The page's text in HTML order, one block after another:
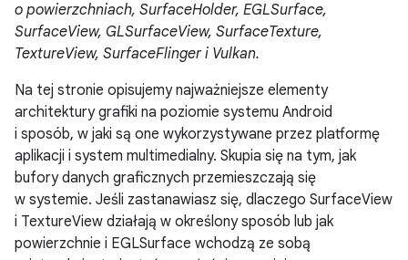
o powierzchniach, SurfaceHolder, EGLSurface,
SurfaceView, GLSurfaceView, SurfaceTexture,
TextureView, SurfaceFlinger i Vulkan.
Na tej stronie opisujemy najważniejsze elementy
architektury grafiki na poziomie systemu Android
i sposób, w jaki są one wykorzystywane przez platformę
aplikacji i system multimedialny. Skupia się na tym, jak
bufory danych graficznych przemieszczają się
w systemie. Jeśli zastanawiasz się, dlaczego SurfaceView
i TextureView działają w określony sposób lub jak
powierzchnie i EGLSurface wchodzą ze sobą